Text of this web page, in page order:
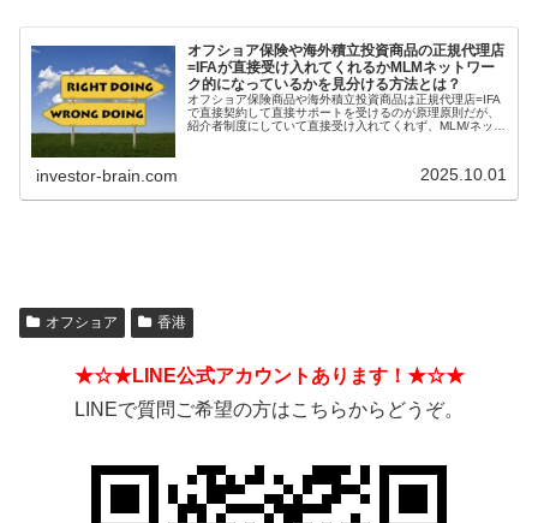
オフショア保険や海外積立投資商品の正規代理店
=IFAが直接受け入れてくれるかMLMネットワー
ク的になっているかを見分ける方法とは？
オフショア保険商品や海外積立投資商品は正規代理店=IFA
で直接契約して直接サポートを受けるのが原理原則だが、
紹介者制度にしていて直接受け入れてくれず、MLM/ネット
investor-brain.com 2025.10.01
オフショア 香港
★☆★LINE公式アカウントあります！★☆★
LINEで質問ご希望の方はこちらからどうぞ。